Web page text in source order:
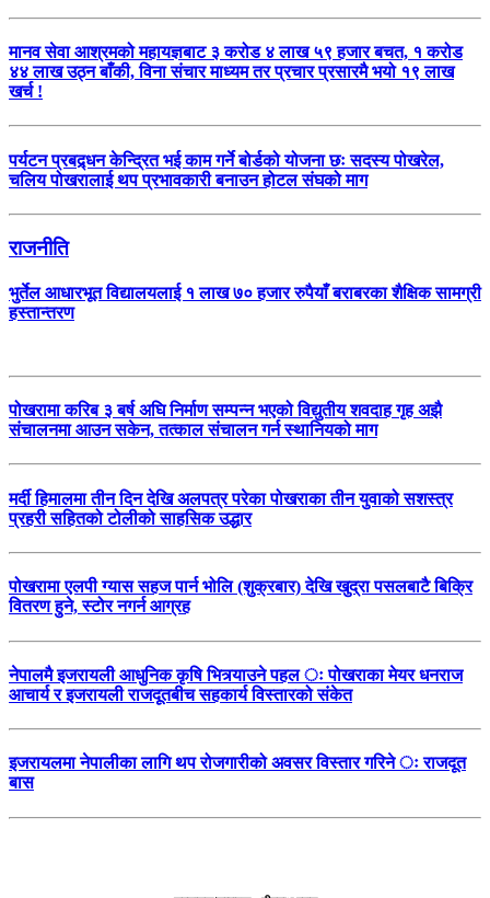
मानव सेवा आश्रमको महायज्ञबाट ३ करोड ४ लाख ५९ हजार बचत, १ करोड
४४ लाख उठ्न बाँकी, विना संचार माध्यम तर प्रचार प्रसारमै भयो १९ लाख
खर्च !
पर्यटन प्रबद्र्धन केन्द्रित भई काम गर्ने बोर्डको योजना छः सदस्य पोखरेल,
चलिय पोखरालाई थप प्रभावकारी बनाउन होटल संघको माग
राजनीति
भुर्तेल आधारभूत विद्यालयलाई १ लाख ७० हजार रुपैयाँ बराबरका शैक्षिक सामग्री
हस्तान्तरण
पोखरामा करिब ३ बर्ष अघि निर्माण सम्पन्न भएको विद्युतीय शवदाह गृह अझै
संचालनमा आउन सकेन, तत्काल संचालन गर्न स्थानियको माग
मर्दी हिमालमा तीन दिन देखि अलपत्र परेका पोखराका तीन युवाको सशस्त्र
प्रहरी सहितको टोलीको साहसिक उद्धार
पोखरामा एलपी ग्यास सहज पार्न भोलि (शुक्रबार) देखि खुद्रा पसलबाटै बिक्रि
वितरण हुने, स्टोर नगर्न आग्रह
नेपालमै इजरायली आधुनिक कृषि भित्र्याउने पहल ः पोखराका मेयर धनराज
आचार्य र इजरायली राजदूतबीच सहकार्य विस्तारको संकेत
इजरायलमा नेपालीका लागि थप रोजगारीको अवसर विस्तार गरिने ः राजदूत
बास